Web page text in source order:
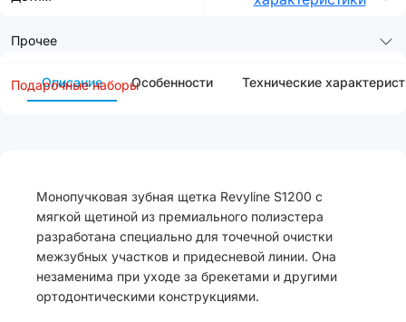
Прочее
Подарочные наборы
Описание Особенности Технические
Монопучковая зубная щетка Revyline S1200 с
мягкой щетиной из премиального полиэстера
разработана специально для точечной очистки
межзубных участков и придесневой линии. Она
незаменима при уходе за брекетами и другими
ортодонтическими конструкциями.